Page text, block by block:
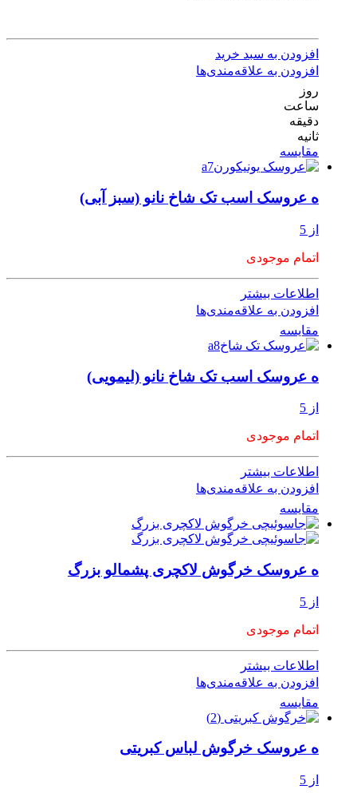
افزودن به سبد خرید
افزودن به علاقه‌مندی‌ها
روز
ساعت
دقیقه
ثانیه
مقایسه
ه عروسک اسب تک شاخ نانو (سبز آبی)
از 5
اتمام موجودی
اطلاعات بیشتر
افزودن به علاقه‌مندی‌ها
مقایسه
ه عروسک اسب تک شاخ نانو (لیمویی)
از 5
اتمام موجودی
اطلاعات بیشتر
افزودن به علاقه‌مندی‌ها
مقایسه
ه عروسک خرگوش لاکچری پشمالو بزرگ
از 5
اتمام موجودی
اطلاعات بیشتر
افزودن به علاقه‌مندی‌ها
مقایسه
ه عروسک خرگوش لباس کبریتی
از 5